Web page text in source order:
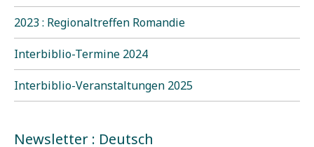
2023 : Regionaltreffen Romandie
Interbiblio-Termine 2024
Interbiblio-Veranstaltungen 2025
Newsletter : Deutsch